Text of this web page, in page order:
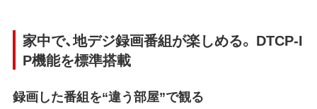
家中で、地デジ録画番組が楽しめる。 DTCP-I
P機能を標準搭載
録画した番組を“違う部屋”で観る